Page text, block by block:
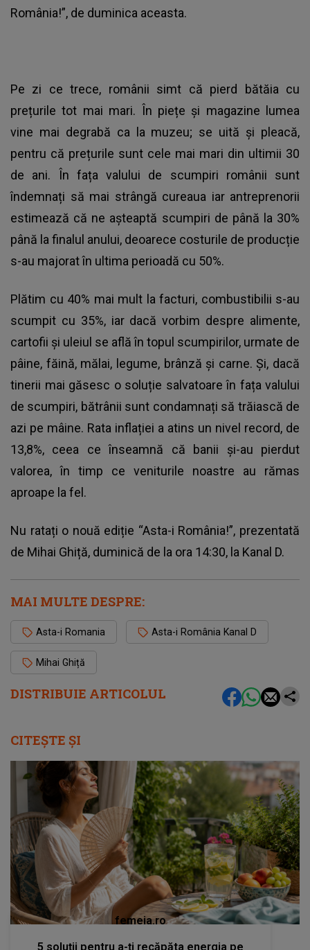
DISTRIBUIE ARTICOLUL
România!”, de duminica aceasta.
Pe zi ce trece, românii simt că pierd bătăia cu
prețurile tot mai mari. În piețe și magazine lumea
vine mai degrabă ca la muzeu; se uită și pleacă,
pentru că prețurile sunt cele mai mari din ultimii 30
de ani. În fața valului de scumpiri românii sunt
îndemnați să mai strângă cureaua iar antreprenorii
estimează că ne așteaptă scumpiri de până la 30%
până la finalul anului, deoarece costurile de producție
s-au majorat în ultima perioadă cu 50%.
Plătim cu 40% mai mult la facturi, combustibilii s-au
scumpit cu 35%, iar dacă vorbim despre alimente,
cartofii și uleiul se află în topul scumpirilor, urmate de
pâine, făină, mălai, legume, brânză și carne. Și, dacă
tinerii mai găsesc o soluție salvatoare în fața valului
de scumpiri, bătrânii sunt condamnați să trăiască de
azi pe mâine. Rata inflației a atins un nivel record, de
13,8%, ceea ce înseamnă că banii și-au pierdut
valorea, în timp ce veniturile noastre au rămas
aproape la fel.
Nu ratați o nouă ediție “Asta-i România!”, prezentată
de Mihai Ghiță, duminică de la ora 14:30, la Kanal D.
MAI MULTE DESPRE:
Asta-i Romania Asta-i România Kanal D
Mihai Ghiță
CITEȘTE ȘI
femeia.ro
5 soluții pentru a-ți recăpăta energia pe